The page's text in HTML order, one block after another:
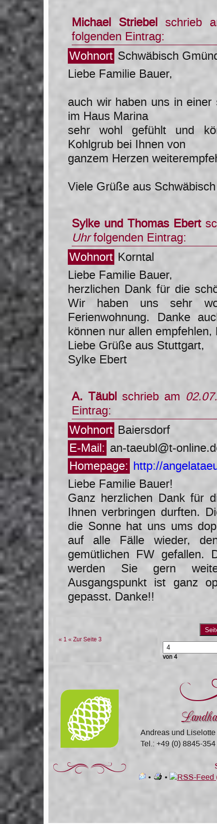
Michael Striebel
schrieb
folgenden Eintrag:
Wohnort Schwäbisch
Liebe Familie Bauer,
auch wir haben uns in einer
im Haus Marina
sehr wohl gefühlt und
Kohlgrub bei Ihnen von
ganzem Herzen
Viele Grüße aus
Sylke und Thomas Ebert
Uhrfolgenden Eintrag:
Wohnort Korntal
Liebe Familie Bauer,
herzlichen Dank für die
Wir haben uns sehr
Ferienwohnung. Danke
können nur allen
Liebe Grüße aus Stuttgart,
Sylke Ebert
A. Täubl schrieb am
Eintrag:
Wohnort Baiersdorf
E-Mail: an-taeubl@t-
Homepage: http://
Liebe Familie Bauer!
Ganz herzlichen Dank für
Ihnen verbringen durften.
die Sonne hat uns ums
auf alle Fälle wieder,
gemütlichen FW gefallen.
werden Sie gern
Ausgangspunkt ist ganz
gepasst. Danke!!
« 1 « Zur Seite 3
von 4
Za
Andreas und
Tel.: +49 (0) 8845-
•
•